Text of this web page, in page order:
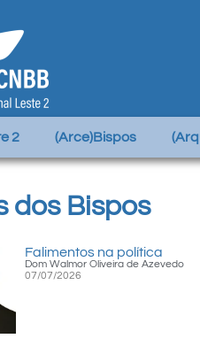
2 (Arce)Bispos
dos Bispos
Falimentos na política
Dom Walmor Oliveira de Azevedo
07/07/2026